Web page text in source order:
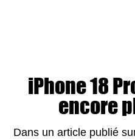
iPhone 18
encore
Dans un article publié